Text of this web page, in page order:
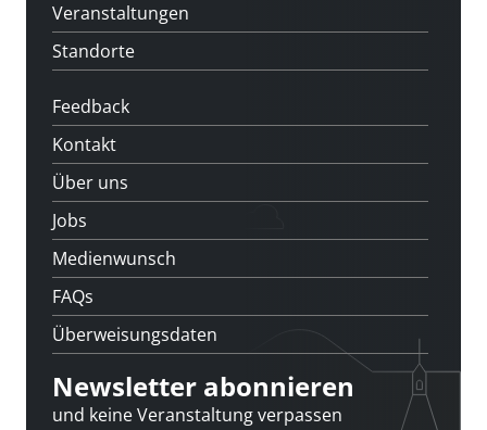
Veranstaltungen
Standorte
Feedback
Kontakt
Über uns
Jobs
Medienwunsch
FAQs
Überweisungsdaten
Newsletter abonnieren
und keine Veranstaltung verpassen